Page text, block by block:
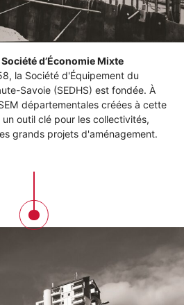
d’Économie Mixte
la Société d'Équipement du
Savoie (SEDHS) est fondée. À
départementales créées à cette
outil clé pour les collectivités,
grands projets d'aménagement.